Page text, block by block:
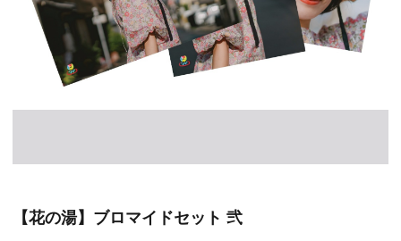
【花の湯】ブロマイドセット 弐